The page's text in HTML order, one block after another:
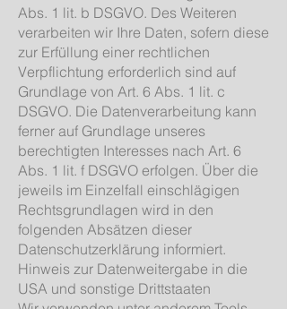
Abs. 1 lit. b DSGVO. Des Weiteren
verarbeiten wir Ihre Daten, sofern diese
zur Erfüllung einer rechtlichen
Verpflichtung erforderlich sind auf
Grundlage von Art. 6 Abs. 1 lit. c
DSGVO. Die Datenverarbeitung kann
ferner auf Grundlage unseres
berechtigten Interesses nach Art. 6
Abs. 1 lit. f DSGVO erfolgen. Über die
jeweils im Einzelfall einschlägigen
Rechtsgrundlagen wird in den
folgenden Absätzen dieser
Datenschutzerklärung informiert.
Hinweis zur Datenweitergabe in die
USA und sonstige Drittstaaten